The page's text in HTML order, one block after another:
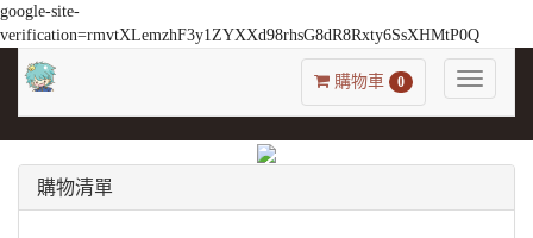
google-site-
verification=rmvtXLemzhF3y1ZYXXd98rhsG8dR8Rxty6SsXHMtP0Q
Toggle
購物車 0
購物清單